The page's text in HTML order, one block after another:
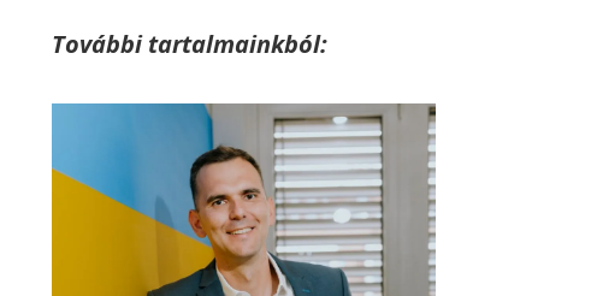
További tartalmainkból: